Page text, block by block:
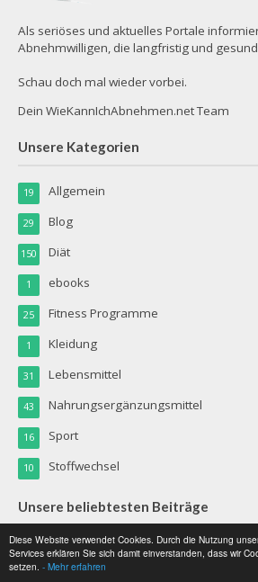
Diese Website verwendet Cookies. Durch die Nutzung
Services erklären Sie sich damit einverstanden, dass wir
setzen. - Mehr erfahren
Als seriöses und aktuelles Portale
Abnehmwilligen, die langfristig und
Schau doch mal wieder vorbei.
Dein WieKannIchAbnehmen.net Team
Unsere Kategorien
Allgemein
19
Blog
29
Diät
150
ebooks
1
Fitness Programme
25
Kleidung
1
Lebensmittel
31
Nahrungsergänzungsmittel
43
Sport
16
Stoffwechsel
10
Unsere beliebtesten Beiträge
Emotionales Essen